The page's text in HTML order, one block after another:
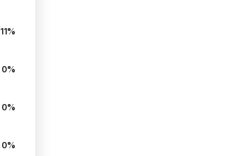
11%
0%
0%
0%